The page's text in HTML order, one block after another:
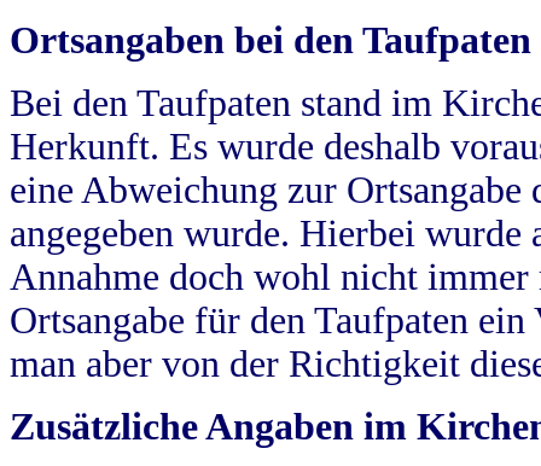
Ortsangaben bei den Taufpaten
Bei den Taufpaten stand im
Herkunft. Es wurde deshalb
eine Abweichung zur
angegeben wurde. Hierbei wurde
Annahme doch wohl nicht
Ortsangabe für den Taufpaten
man aber von der Richtigkeit
Zusätzliche Angaben im